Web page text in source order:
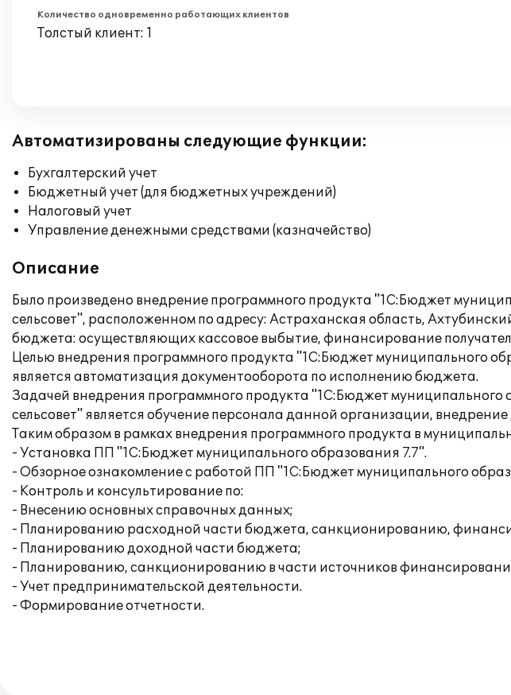
Количество одновременно работающих клиентов
Толстый клиент: 1
Автоматизированы следующие функции:
Бухгалтерский учет
Бюджетный учет (для бюджетных учреждений)
Налоговый учет
Управление денежными средствами (казначейство)
Описание
Было произведено внедрение программного продукта "1С:Бюджет
сельсовет", расположенном по адресу: Астраханская область,
бюджета: осуществляющих кассовое выбытие, финансирование
Целью внедрения программного продукта "1С:Бюджет муниципального
является автоматизация документооборота по исполнению бюджета.
Задачей внедрения программного продукта "1С:Бюджет
сельсовет" является обучение персонала данной организации,
Таким образом в рамках внедрения программного продукта в
- Установка ПП "1С:Бюджет муниципального образования 7.7".
- Обзорное ознакомление с работой ПП "1С:Бюджет муниципального
- Контроль и консультирование по:
- Внесению основных справочных данных;
- Планированию расходной части бюджета, санкционированию,
- Планированию доходной части бюджета;
- Планированию, санкционированию в части источников
- Учет предпринимательской деятельности.
- Формирование отчетности.